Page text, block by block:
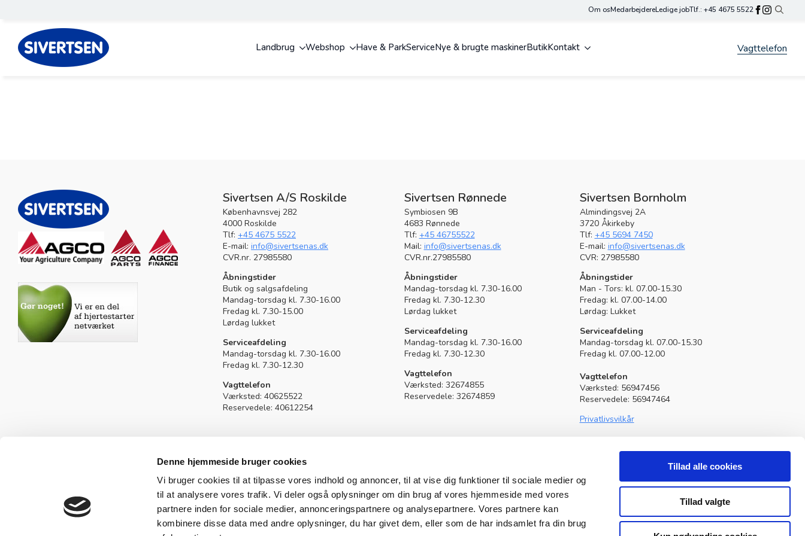
Denne hjemmeside bruger cookies
Vi bruger cookies til at tilpasse vores indhold og annoncer, til at vise dig funktioner til sociale medier og
til at analysere vores trafik. Vi deler også oplysninger om din brug af vores hjemmeside med vores
partnere inden for sociale medier, annonceringspartnere og analysepartnere. Vores partnere kan
kombinere disse data med andre oplysninger, du har givet dem, eller som de har indsamlet fra din brug
Tillad alle cookies
Tillad valgte
Om osMedarbejdereLedige jobTlf.: +45 4675 5522
Landbrug Webshop
Sivertsen shop Kramp Granit Parts
Have & ParkServiceNye & brugte maskinerButikKontakt Vagttelefon
Sivertsen A/S Roskilde
Københavnsvej 282
4000 Roskilde
Tlf: +45 4675 5522
E-mail: info@sivertsenas.dk
CVR.nr. 27985580
Åbningstider
Butik og salgsafdeling
Mandag-torsdag kl. 7.30-16.00
Fredag kl. 7.30-15.00
Lørdag lukket
Serviceafdeling
Mandag-torsdag kl. 7.30-16.00
Fredag kl. 7.30-12.30
Vagttelefon
Værksted: 40625522
Reservedele: 40612254
Sivertsen Rønnede
Symbiosen 9B
4683 Rønnede
Tlf: +45 46755522
Mail: info@sivertsenas.dk
CVR.nr.27985580
Åbningstider
Mandag-torsdag kl. 7.30-16.00
Fredag kl. 7.30-12.30
Lørdag lukket
Serviceafdeling
Mandag-torsdag kl. 7.30-16.00
Fredag kl. 7.30-12.30
Vagttelefon
Værksted: 32674855
Reservedele: 32674859
Sivertsen Bornholm
Almindingsvej 2A
3720 Åkirkeby
Tlf: +45 5694 7450
E-mail: info@sivertsenas.dk
CVR: 27985580
Åbningstider
Man - Tors: kl. 07.00-15.30
Fredag: kl. 07.00-14.00
Lørdag: Lukket
Serviceafdeling
Mandag-torsdag kl. 07.00-15.30
Fredag kl. 07.00-12.00
Vagttelefon
Værksted: 56947456
Reservedele: 56947464
Privatlivsvilkår
© 2026 Sivertsen A/S - All Rights Reserved.